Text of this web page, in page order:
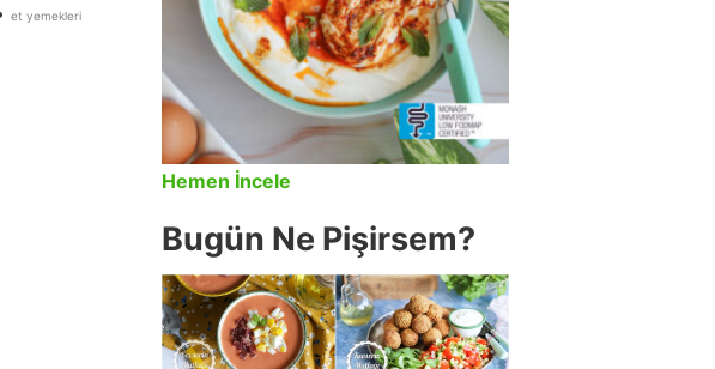
et yemekleri
Hemen İncele
Bugün Ne Pişirsem?